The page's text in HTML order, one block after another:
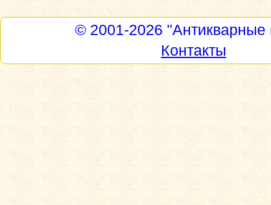
© 2001-2026 "Антикварные
Контакты